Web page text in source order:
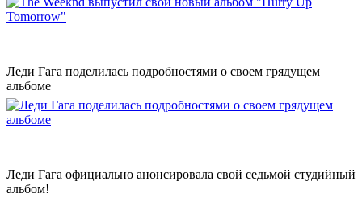
Леди Гага поделилась подробностями о своем грядущем
альбоме
Леди Гага официально анонсировала свой седьмой студийный
альбом!